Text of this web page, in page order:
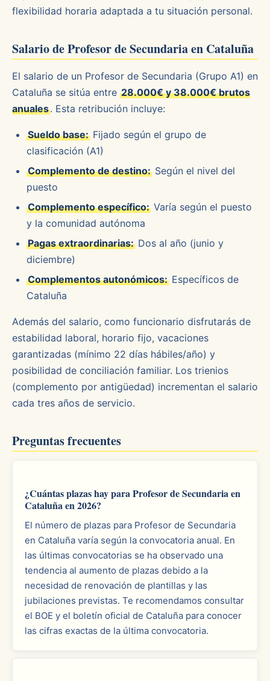
flexibilidad horaria adaptada a tu situación personal.
Salario de Profesor de Secundaria en Cataluña
El salario de un Profesor de Secundaria (Grupo A1) en
Cataluña se sitúa entre 28.000€ y 38.000€ brutos
anuales. Esta retribución incluye:
Sueldo base: Fijado según el grupo de
clasificación (A1)
Complemento de destino: Según el nivel del
puesto
Complemento específico: Varía según el puesto
y la comunidad autónoma
Pagas extraordinarias: Dos al año (junio y
diciembre)
Complementos autonómicos: Específicos de
Cataluña
Además del salario, como funcionario disfrutarás de
estabilidad laboral, horario fijo, vacaciones
garantizadas (mínimo 22 días hábiles/año) y
posibilidad de conciliación familiar. Los trienios
(complemento por antigüedad) incrementan el salario
cada tres años de servicio.
Preguntas frecuentes
¿Cuántas plazas hay para Profesor de Secundaria en
Cataluña en 2026?
El número de plazas para Profesor de Secundaria
en Cataluña varía según la convocatoria anual. En
las últimas convocatorias se ha observado una
tendencia al aumento de plazas debido a la
necesidad de renovación de plantillas y las
jubilaciones previstas. Te recomendamos consultar
el BOE y el boletín oficial de Cataluña para conocer
las cifras exactas de la última convocatoria.